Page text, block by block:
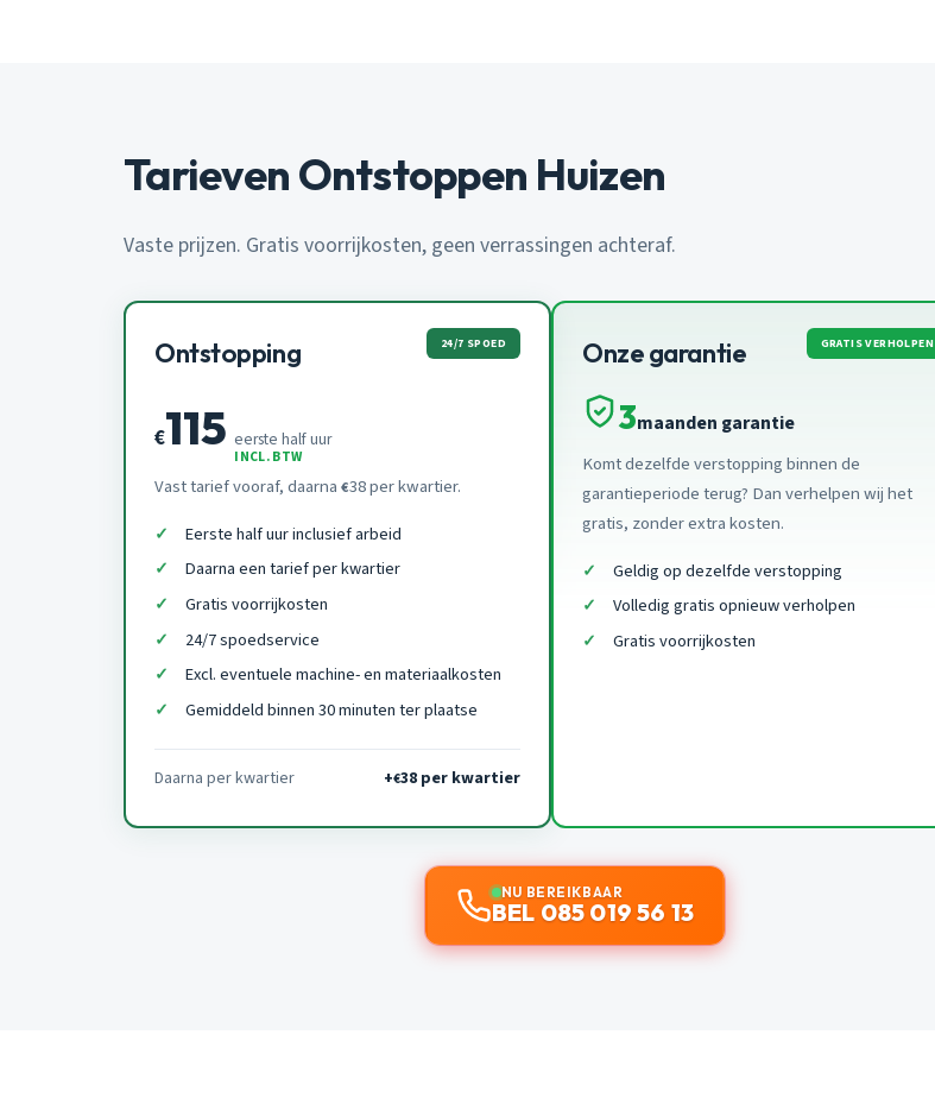
Tarieven Ontstoppen Huizen
Vaste prijzen. Gratis voorrijkosten, geen verrassingen achteraf.
Ontstopping 24/7 SPOED
€115 eerste half uur
INCL. BTW
Vast tarief vooraf, daarna €38 per kwartier.
Eerste half uur inclusief arbeid
Daarna een tarief per kwartier
Gratis voorrijkosten
24/7 spoedservice
Excl. eventuele machine- en materiaalkosten
Gemiddeld binnen 30 minuten ter plaatse
Daarna per kwartier +€38 per kwartier
Onze garantie GRATIS VERHOLPEN
3maanden garantie
Komt dezelfde verstopping binnen de
garantieperiode terug? Dan verhelpen wij het
gratis, zonder extra kosten.
Geldig op dezelfde verstopping
Volledig gratis opnieuw verholpen
Gratis voorrijkosten
NU BEREIKBAAR
BEL 085 019 56 13